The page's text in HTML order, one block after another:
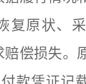
复原状、
偿损失。